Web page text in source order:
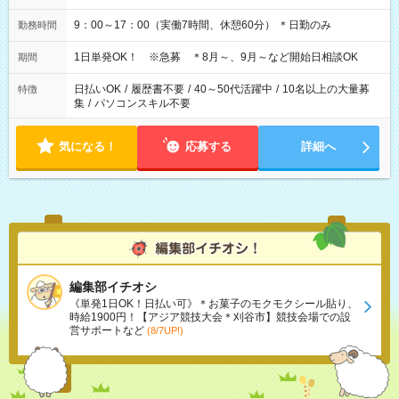
勤務時間 9：00～17：00（実働7時間、休憩60分） ＊日勤のみ
期間 1日単発OK！ ※急募 ＊8月～、9月～など開始日相談OK
特徴 日払いOK / 履歴書不要 / 40～50代活躍中 / 10名以上の大量募
集 / パソコンスキル不要
気になる！ 応募する 詳細へ
編集部イチオシ
《単発1日OK！日払い可》＊お菓子のモクモクシール貼り、
時給1900円！【アジア競技大会＊刈谷市】競技会場での設
営サポートなど (8/7UP!)